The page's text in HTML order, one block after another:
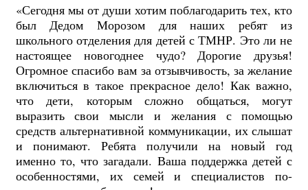
«Сегодня мы от души хотим поблагодарить тех, кто
был Дедом Морозом для наших ребят из
школьного отделения для детей с ТМНР. Это ли не
настоящее новогоднее чудо? Дорогие друзья!
Огромное спасибо вам за отзывчивость, за желание
включиться в такое прекрасное дело! Как важно,
что дети, которым сложно общаться, могут
выразить свои мысли и желания с помощью
средств альтернативной коммуникации, их слышат
и понимают. Ребята получили нановый год
именно то, что загадали. Ваша поддержка детей с
особенностями, их семей и специалистов по-